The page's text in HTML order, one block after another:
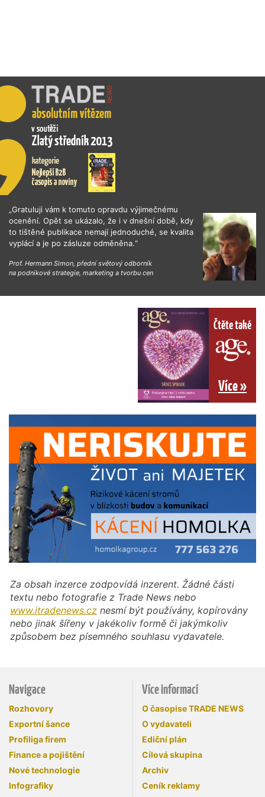
„Gratuluji vám k tomuto opravdu výjimečnému
ocenění. Opět se ukázalo, že i v dnešní době, kdy
to tištěné publikace nemají jednoduché, se kvalita
vyplácí a je po zásluze odměněna.“
Prof. Hermann Simon, přední světový odborník
na podnikové strategie, marketing a tvorbu cen
Čtěte také
Více »
Za obsah inzerce zodpovídá inzerent. Žádné části
textu nebo fotografie z Trade News nebo
www.itradenews.cz nesmí být používány, kopírovány
nebo jinak šířeny v jakékoliv formě či jakýmkoliv
způsobem bez písemného souhlasu vydavatele.
Navigace
Rozhovory
Exportní šance
Profiliga firem
Finance a pojištění
Nové technologie
Infografiky
Více informací
O časopise TRADE NEWS
O vydavateli
Ediční plán
Cílová skupina
Archiv
Ceník reklamy